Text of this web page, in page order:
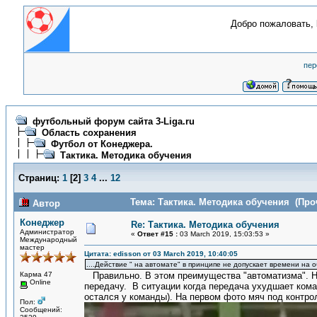
Добро пожаловать,
футбольный форум сайта 3-Liga.ru
Область сохранения
Футбол от Конеджера.
Тактика. Методика обучения
Страниц: 1 [2] 3 4 ... 12
Автор
Тема: Тактика. Методика обучения
Конеджер
Администратор
Международный
мастер
Карма 47
Online
Пол:
Сообщений:
Re: Тактика. Методика обучения
« Ответ #15 : 03 March 2019, 15:03:53 »
Цитата: edisson от 03 March 2019, 10:40:05
....Действие " на автомате" в принципе не допускает времени на
Правильно. В этом преимущества "автоматизма".
передачу. В ситуации когда передача ухудшает
остался у команды). На первом фото мяч под